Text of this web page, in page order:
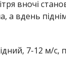
вночі
а вдень
7-12 м/с,